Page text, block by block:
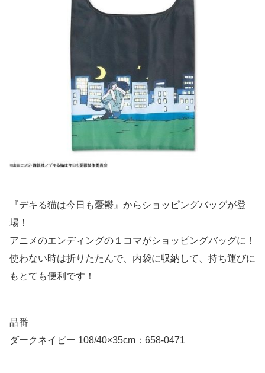
『デキる猫は今日も憂鬱』からショッピングバッグが登
場！
アニメのエンディングの１コマがショッピングバッグに！
使わない時は折りたたんで、内袋に収納して、持ち運びに
もとても便利です！
品番
ダークネイビー 108/40×35cm：658-0471